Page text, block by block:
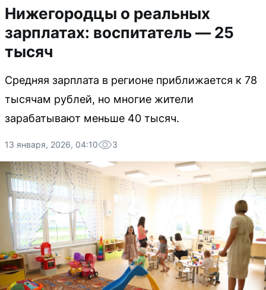
Нижегородцы о реальных
зарплатах: воспитатель — 25
тысяч
Средняя зарплата в регионе приближается к 78
тысячам рублей, но многие жители
зарабатывают меньше 40 тысяч.
13 января, 2026, 04:10 3